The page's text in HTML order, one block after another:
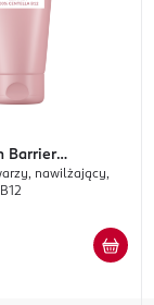
Barrier
nawilżający,